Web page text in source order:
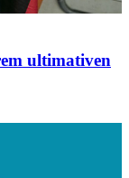
ultimativen